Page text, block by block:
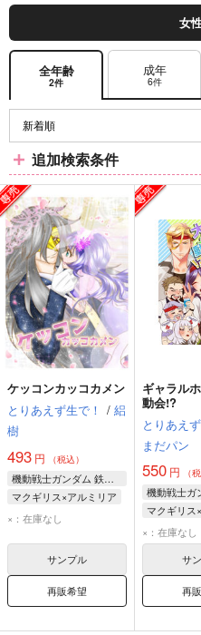
女
全年齢
2件
成年
6件
追加検索条件
ケッコンカッコカメン
とりあえず生で！ / 絽
樹
493 円 （税込）
機動戦士ガンダム 鉄血のオルフェンズ
マクギリス×アルミリア
マクギリス・ファリド
×：在庫なし
サンプル
再販希望
ギャラル
動会!?
とりあえ
まだパン
550 円 （
マクギリス
マクギリス
×：在庫なし
サ
再